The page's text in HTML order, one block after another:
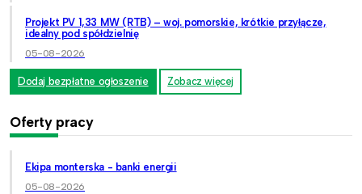
Projekt PV 1,33 MW (RTB) – woj. pomorskie, krótkie przyłącze,
idealny pod spółdzielnię
05-08-2026
Dodaj bezpłatne ogłoszenie Zobacz więcej
Oferty pracy
Ekipa monterska - banki energii
05-08-2026